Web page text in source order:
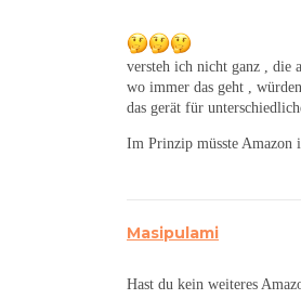
versteh ich nicht ganz , die
wo immer das geht ,
das gerät für
Im Prinzip müsste Amazon
Masipulami
Hast du kein weiteres